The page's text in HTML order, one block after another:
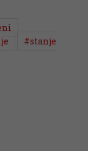
#stanje